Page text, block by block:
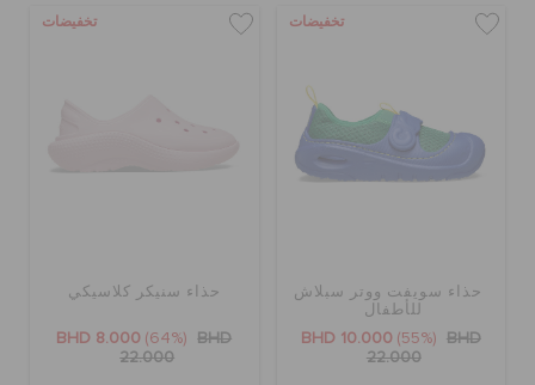
تخفيضات
حذاء سويفت ووتر سبلاش
للأطفال
BHD 10.000 (55%)
BHD
22.000
تخفيضات
حذاء سنيكر كلاسيكي
BHD 8.000 (64%)
BHD
22.000